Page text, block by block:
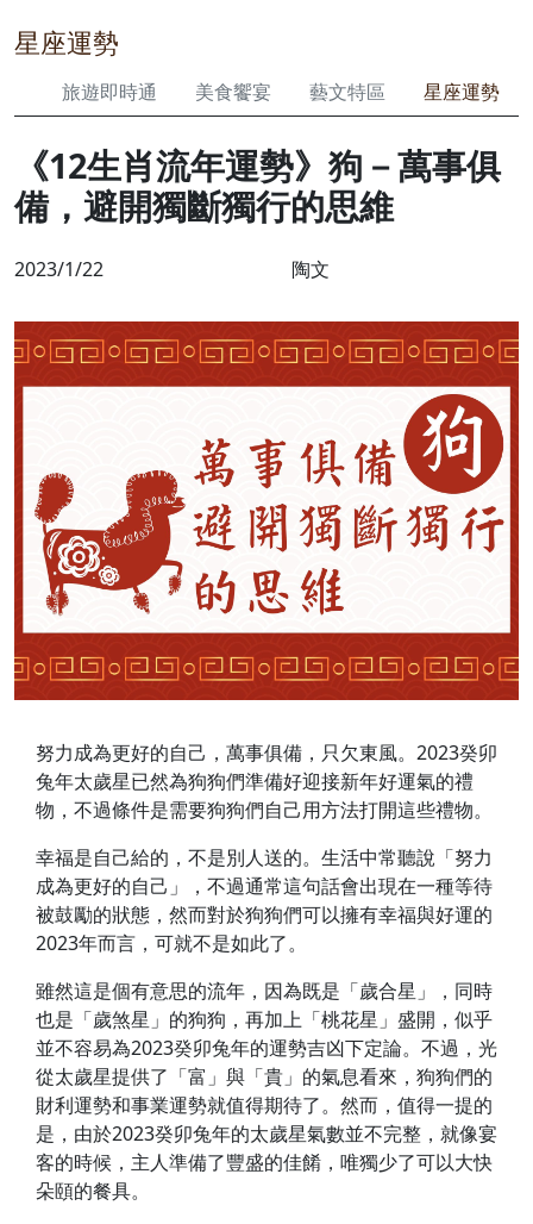
星座運勢
旅遊即時通 美食饗宴 藝文特區 星座運勢
《12生肖流年運勢》狗－萬事俱
備，避開獨斷獨行的思維
2023/1/22 陶文
努力成為更好的自己，萬事俱備，只欠東風。2023癸卯
兔年太歲星已然為狗狗們準備好迎接新年好運氣的禮
物，不過條件是需要狗狗們自己用方法打開這些禮物。
幸福是自己給的，不是別人送的。生活中常聽說「努力
成為更好的自己」，不過通常這句話會出現在一種等待
被鼓勵的狀態，然而對於狗狗們可以擁有幸福與好運的
2023年而言，可就不是如此了。
雖然這是個有意思的流年，因為既是「歲合星」，同時
也是「歲煞星」的狗狗，再加上「桃花星」盛開，似乎
並不容易為2023癸卯兔年的運勢吉凶下定論。不過，光
從太歲星提供了「富」與「貴」的氣息看來，狗狗們的
財利運勢和事業運勢就值得期待了。然而，值得一提的
是，由於2023癸卯兔年的太歲星氣數並不完整，就像宴
客的時候，主人準備了豐盛的佳餚，唯獨少了可以大快
朵頤的餐具。